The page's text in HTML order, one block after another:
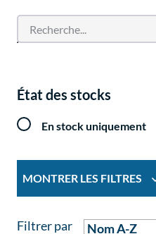
Accueil Produits
État des stocks
En stock uniquement
MONTRER LES FILTRES
Filtrer par